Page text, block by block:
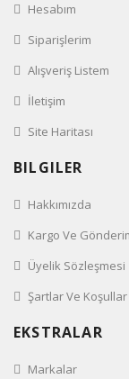
Hesabım
Siparişlerim
Alışveriş Listem
İletişim
Site Haritası
BILGILER
Hakkımızda
Kargo Ve
Üyelik Sözleşmesi
Şartlar Ve Koşullar
EKSTRALAR
Markalar